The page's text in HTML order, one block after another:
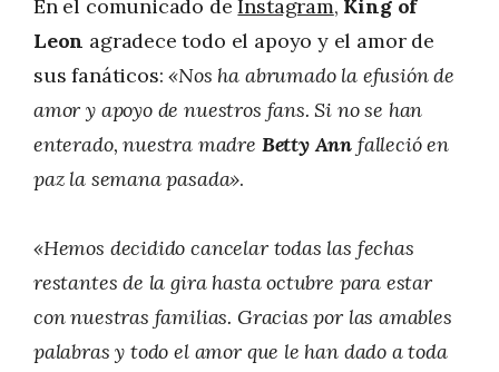
En el comunicado deInstagram, King of
Leon agradece todo el apoyo y el amor de
sus fanáticos:«Nos ha abrumado la efusión de
amor y apoyo de nuestros fans. Si no se han
enterado, nuestra madre Betty Ann falleció en
paz la semana pasada».
«Hemos decidido cancelar todas las fechas
restantes de la gira hasta octubre para estar
con nuestras familias. Gracias por las amables
palabras y todo el amor que le han dado a toda